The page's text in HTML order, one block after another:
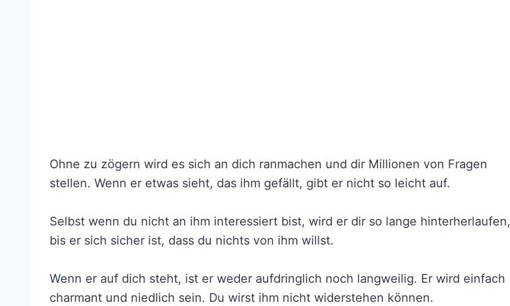
Ohne zu zögern wird es sich an dich ranmachen und dir Millionen von Fragen
stellen. Wenn er etwas sieht, das ihm gefällt, gibt er nicht so leicht auf.
Selbst wenn du nicht an ihm interessiert bist, wird er dir so lange hinterherlaufen,
bis er sich sicher ist, dass du nichts von ihm willst.
Wenn er auf dich steht, ist er weder aufdringlich noch langweilig. Er wird einfach
charmant und niedlich sein. Du wirst ihm nicht widerstehen können.